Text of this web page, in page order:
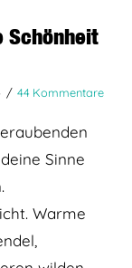
Schönheit
44 Kommentare
Sinne
Warme